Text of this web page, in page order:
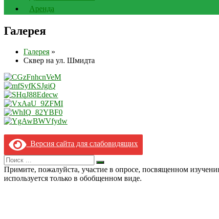
Аренда
Галерея
Галерея »
Сквер на ул. Шмидта
Версия сайта для слабовидящих
Search
for:
Искать
Примите, пожалуйста, участие в опросе, посвященном
используется только в обобщенном виде.